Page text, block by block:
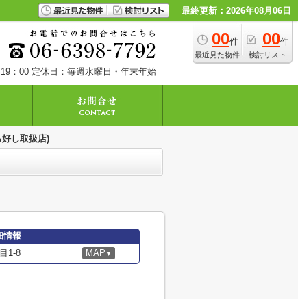
最終更新：2026年08月06日
00件
最近見た物件
00件
検討リスト
：00 定休日：毎週水曜日・年末年始
し取扱店)
情報
1-8 MAP ▼